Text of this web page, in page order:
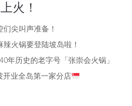
火！
们尖叫声准备！
辣火锅要登陆坡岛啦！
年历史的老字号「张崇会火锅」
开业全岛第一家分店